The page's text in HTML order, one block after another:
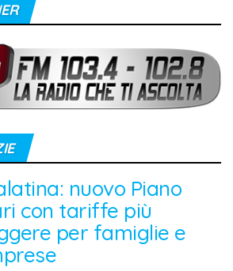
nuovo Piano
con tariffe più
per famiglie e